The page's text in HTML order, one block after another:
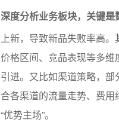
深度分析业务板块，关键
上新，导致新品失败率高。
价格区间、竞品表现等多
引进。又比如渠道策略，
合各渠道的流量走势、费
“优势主场”。